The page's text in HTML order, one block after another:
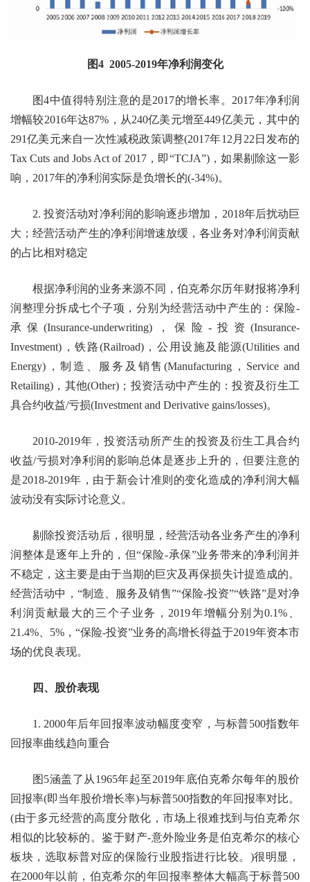
图4 2005-2019年净利润变化
图4中值得特别注意的是2017的增长率。2017年净利润
增幅较2016年达87%，从240亿美元增至449亿美元，其中的
291亿美元来自一次性减税政策调整(2017年12月22日发布的
Tax Cuts and Jobs Act of 2017，即“TCJA”)，如果剔除这一影
响，2017年的净利润实际是负增长的(-34%)。
2. 投资活动对净利润的影响逐步增加，2018年后扰动巨
大；经营活动产生的净利润增速放缓，各业务对净利润贡献
的占比相对稳定
根据净利润的业务来源不同，伯克希尔历年财报将净利
润整理分拆成七个子项，分别为经营活动中产生的：保险-
承保(Insurance-underwriting)，保险-投资(Insurance-
Investment)，铁路(Railroad)，公用设施及能源(Utilities and
Energy)，制造、服务及销售(Manufacturing，Service and
Retailing)，其他(Other)；投资活动中产生的：投资及衍生工
具合约收益/亏损(Investment and Derivative gains/losses)。
2010-2019年，投资活动所产生的投资及衍生工具合约
收益/亏损对净利润的影响总体是逐步上升的，但要注意的
是2018-2019年，由于新会计准则的变化造成的净利润大幅
波动没有实际讨论意义。
剔除投资活动后，很明显，经营活动各业务产生的净利
润整体是逐年上升的，但“保险-承保”业务带来的净利润并
不稳定，这主要是由于当期的巨灾及再保损失计提造成的。
经营活动中，“制造、服务及销售”“保险-投资”“铁路”是对净
利润贡献最大的三个子业务，2019年增幅分别为0.1%、
21.4%、5%，“保险-投资”业务的高增长得益于2019年资本市
场的优良表现。
四、股价表现
1. 2000年后年回报率波动幅度变窄，与标普500指数年
回报率曲线趋向重合
图5涵盖了从1965年起至2019年底伯克希尔每年的股价
回报率(即当年股价增长率)与标普500指数的年回报率对比。
(由于多元经营的高度分散化，市场上很难找到与伯克希尔
相似的比较标的。鉴于财产-意外险业务是伯克希尔的核心
板块，选取标普对应的保险行业股指进行比较。)很明显，
在2000年以前，伯克希尔的年回报率整体大幅高于标普500